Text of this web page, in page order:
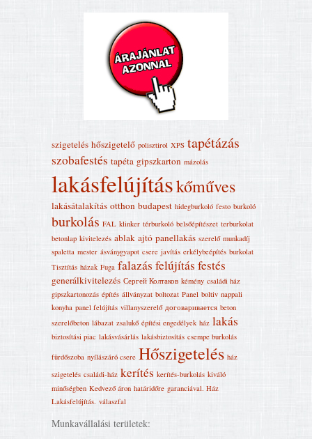
szigetelés hőszigetelő polisztirol XPS tapétázás
szobafestés tapéta gipszkarton mázolás
lakásfelújításkőműves
lakásátalakítás otthon budapest hidegburkoló festo burkoló
burkolás FAL klinker térburkoló belsőépítészet terburkolat
betonlap kivitelezés ablak ajtó panellakás szerelő munkadíj
spaletta mester ásványgyapot csere javítás erkélybeépítés burkolat
Tisztítás házak Fuga falazás felújítás festés
generálkivitelezés Сергей Колтаков kémény családi ház
gipszkartonozás építés állványzat boltozat Panel boltiv nappali
konyha panel felújítás villanyszerelő договаривается beton
szerelőbeton lábazat zsalukő építési engedélyek ház lakás
biztosítási piac lakásvásárlás lakásbiztosítás csempe burkolás
fürdőszoba nyílászáró csere Hőszigetelés ház
szigetelés családi-ház kerítés kerítés-burkolás kiváló
minőségben Kedvező áron határidőre garanciával. Ház
Lakásfelújítás‎. válaszfal
Munkavállalási területek: